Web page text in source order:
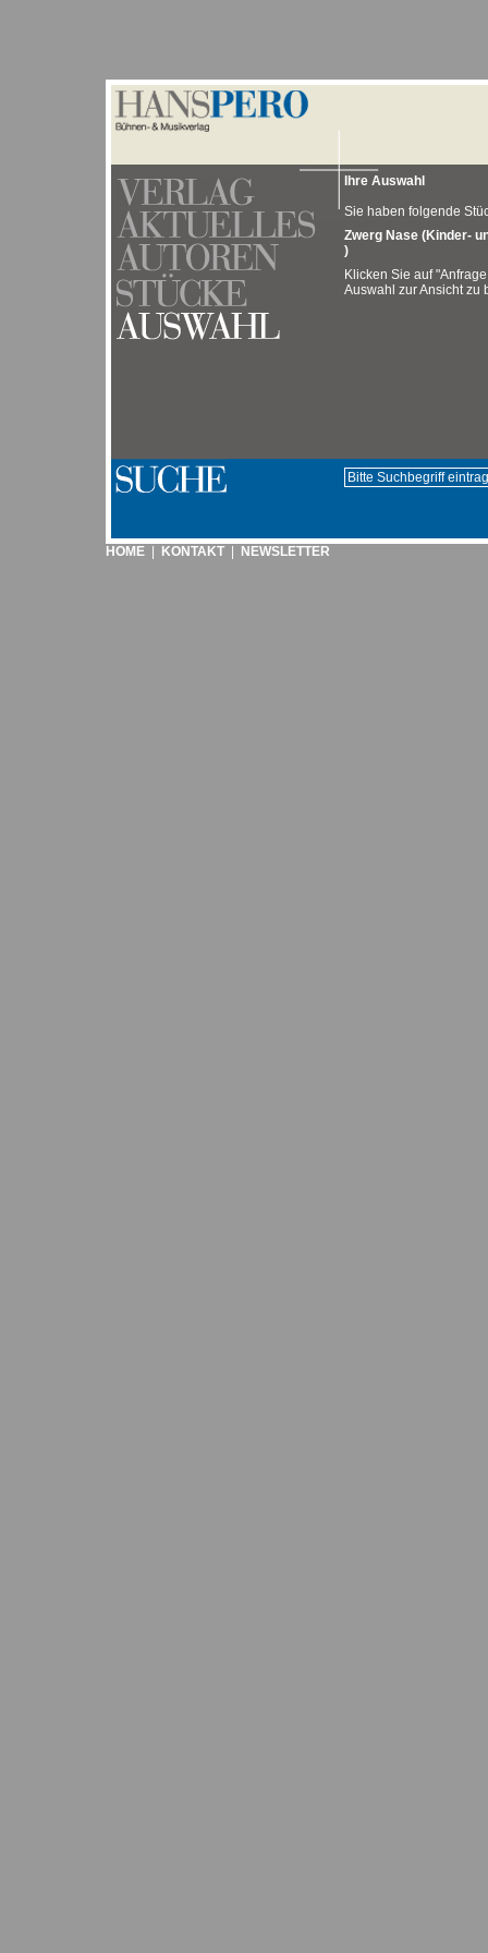
Ihre Auswahl
Sie haben folgende
Zwerg Nase (Kinder-
)
Klicken Sie auf
Auswahl zur Ansicht zu
HOME| KONTAKT| NEWSLETTER